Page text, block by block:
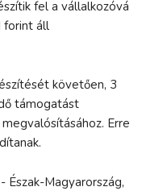
fel a vállalkozóvá
forint áll
követően, 3
támogatást
Erre
Magyarország,